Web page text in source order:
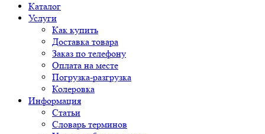
Каталог
Услуги
Как купить
Доставка товара
Заказ по телефону
Оплата на месте
Погрузка-разгрузка
Колеровка
Информация
Статьи
Словарь терминов